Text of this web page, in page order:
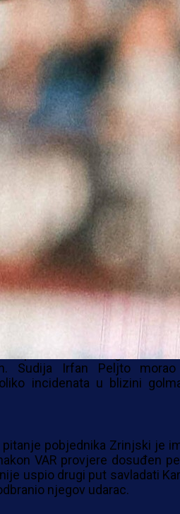
završen rezultatom 1:1.
pobjedi od 1:0 iz prve
iako je Velež u samoj
Spahića u 96. minuti.
na samom otvaranju
je veliku
oklijevao s ispucavanjem
Plemića izblokirao i
krenuo po izjednačenje i
prilika. Najbliže golu
kada je Šarić
pritiskati i u drugom dijelu,
prekidana zbog
Sudija Irfan Peljto
incidenata u blizini
pobjednika Zrinjski je
VAR provjere dosuđen
uspio drugi put savladati
njegov udarac.